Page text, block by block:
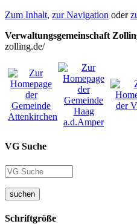
Zum Inhalt, zur Navigation oder
Verwaltungsgemeinschaft
zolling.de/
VG Suche
suchen
Schriftgröße